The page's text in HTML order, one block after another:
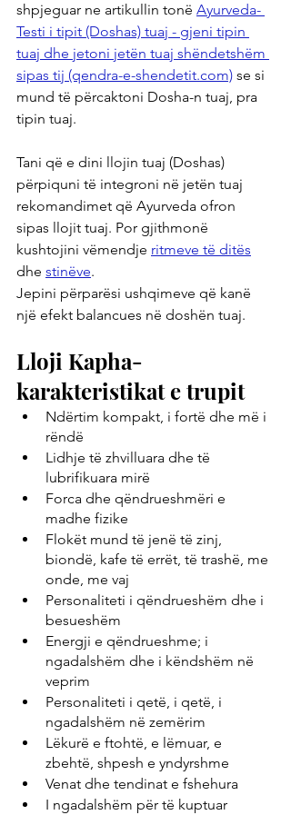
shpjeguar ne artikullin tonë Ayurveda-
Testi i tipit (Doshas) tuaj - gjeni tipin
tuaj dhe jetoni jetën tuaj shëndetshëm
sipas tij (qendra-e-shendetit.com) se si
mund të përcaktoni Dosha-n tuaj, pra
tipin tuaj.
Tani që e dini llojin tuaj (Doshas)
përpiquni të integroni në jetën tuaj
rekomandimet që Ayurveda ofron
sipas llojit tuaj. Por gjithmonë
kushtojini vëmendje ritmeve të ditës
dhe stinëve.
Jepini përparësi ushqimeve që kanë
një efekt balancues në doshën tuaj.
Lloji Kapha-
karakteristikat e trupit
Ndërtim kompakt, i fortë dhe më i
rëndë
Lidhje të zhvilluara dhe të
lubrifikuara mirë
Forca dhe qëndrueshmëri e
madhe fizike
Flokët mund të jenë të zinj,
biondë, kafe të errët, të trashë, me
onde, me vaj
Personaliteti i qëndrueshëm dhe i
besueshëm
Energji e qëndrueshme; i
ngadalshëm dhe i këndshëm në
veprim
Personaliteti i qetë, i qetë, i
ngadalshëm në zemërim
Lëkurë e ftohtë, e lëmuar, e
zbehtë, shpesh e yndyrshme
Venat dhe tendinat e fshehura
I ngadalshëm për të kuptuar